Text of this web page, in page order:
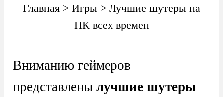
Главная > Игры > Лучшие шутеры на
ПК всех времен
Вниманию геймеров
представленылучшие шутеры